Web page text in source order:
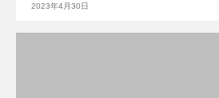
2023年4月30日